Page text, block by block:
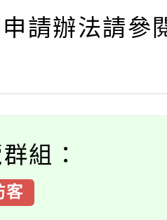
請辦法請參
組：
客